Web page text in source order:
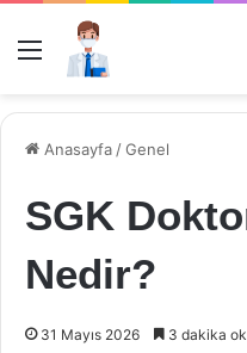
Menü
Anasayfa /Genel
SGK
Nedir?
31 Mayıs 2026 3 dakika